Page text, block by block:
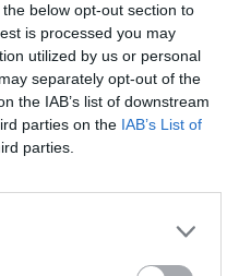
below opt-out section to
is processed you may
utilized by us or personal
separately opt-out of the
the IAB’s list of downstream
parties on the IAB’s List of
parties.